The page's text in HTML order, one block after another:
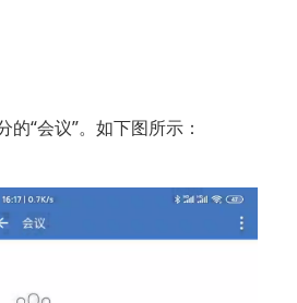
“会议”。如下图所示：